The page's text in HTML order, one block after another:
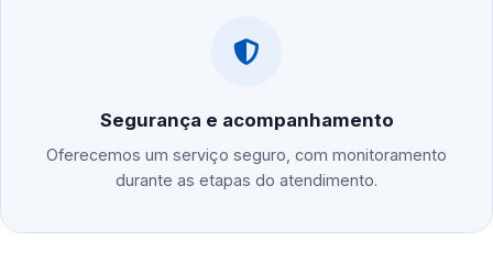
Segurança e acompanhamento
Oferecemos um serviço seguro, com monitoramento
durante as etapas do atendimento.